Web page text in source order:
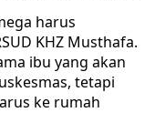
harus
KHZ Musthafa.
ibu yang akan
tetapi
ke rumah